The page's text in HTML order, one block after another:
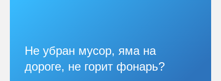
Не убран мусор, яма на
дороге, не горит фонарь?